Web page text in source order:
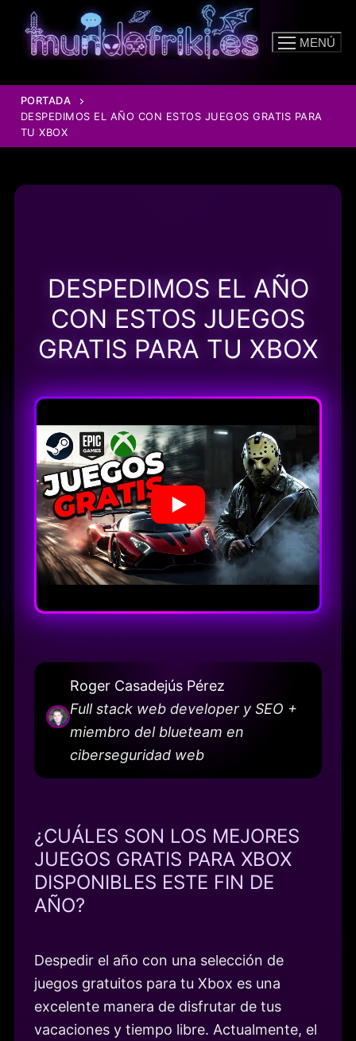
contenido
MENÚ
PORTADA
DESPEDIMOS EL AÑO CON ESTOS JUEGOS GRATIS PARA
TU XBOX
DESPEDIMOS EL AÑO
CON ESTOS JUEGOS
GRATIS PARA TU XBOX
Roger Casadejús Pérez
Full stack web developer y SEO +
miembro del blueteam en
ciberseguridad web
¿CUÁLES SON LOS MEJORES
JUEGOS GRATIS PARA XBOX
DISPONIBLES ESTE FIN DE
AÑO?
Despedir el año con una selección de
juegos gratuitos para tu Xbox es una
excelente manera de disfrutar de tus
vacaciones y tiempo libre. Actualmente, el